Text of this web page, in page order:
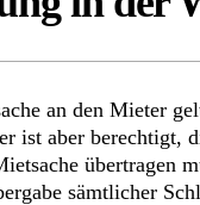
an den Mieter
ist aber berechtigt,
übertragen
sämtlicher